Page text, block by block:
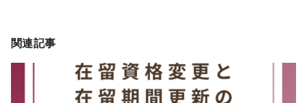
関連記事